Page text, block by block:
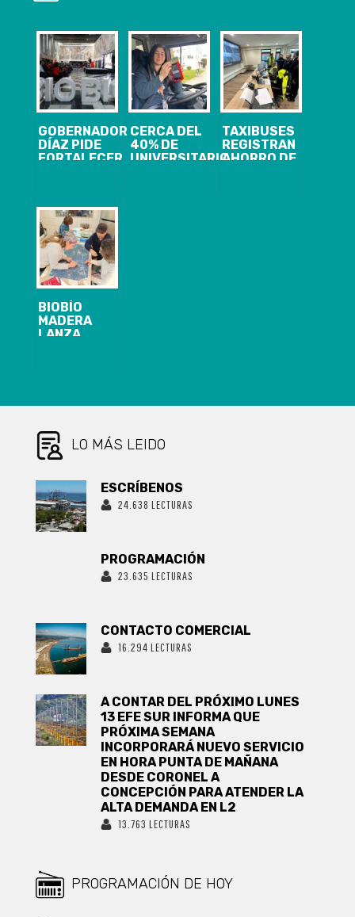
GOBERNADOR
DÍAZ PIDE
FORTALECER
PRIVADA PARA
EVITAR
INCENDIOS
FORESTALES
CERCA DEL
40% DE
UNIVERSITARIOS
TAXIBUSES
REGISTRAN
AHORRO DE
BIOBÍO
MADERA
LANZA
ANTE
INCENDIOS
FORESTALES
LO MÁS LEIDO
ESCRÍBENOS
24.638 LECTURAS
PROGRAMACIÓN
23.635 LECTURAS
CONTACTO COMERCIAL
16.294 LECTURAS
A CONTAR DEL PRÓXIMO LUNES
13 EFE SUR INFORMA QUE
PRÓXIMA SEMANA
INCORPORARÁ NUEVO SERVICIO
EN HORA PUNTA DE MAÑANA
DESDE CORONEL A
CONCEPCIÓN PARA ATENDER LA
ALTA DEMANDA EN L2
13.763 LECTURAS
PROGRAMACIÓN DE HOY